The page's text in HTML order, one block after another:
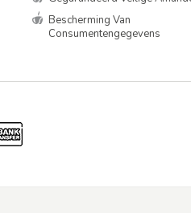
Bescherming Van
Consumentengegevens